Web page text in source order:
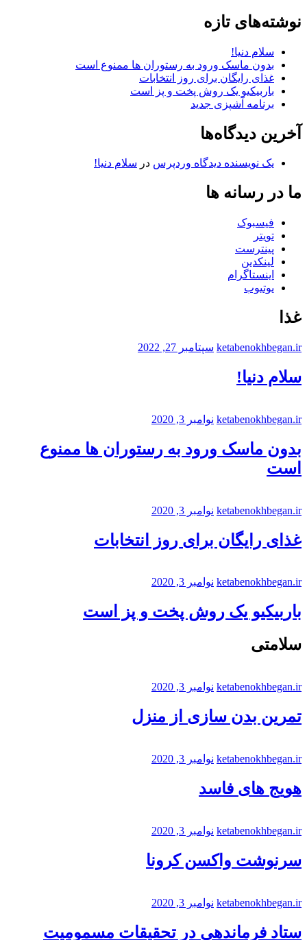
نوشته‌های تازه
سلام دنیا!
بدون ماسک ورود به رستوران ها ممنوع است
غذای رایگان برای روز انتخابات
باربیکیو یک روش پخت و پز است
برنامه آشپزی جدید
آخرین دیدگاه‌ها
یک نویسنده دیدگاه وردپرس در سلام دنیا!
ما در رسانه ها
فیسبوک
تویتر
پینترست
لینکدین
اینستاگرام
یوتیوب
غذا
ketabenokhbegan.ir سپتامبر 27, 2022
سلام دنیا!
ketabenokhbegan.ir نوامبر 3, 2020
بدون ماسک ورود به رستوران ها ممنوع
است
ketabenokhbegan.ir نوامبر 3, 2020
غذای رایگان برای روز انتخابات
ketabenokhbegan.ir نوامبر 3, 2020
باربیکیو یک روش پخت و پز است
سلامتی
ketabenokhbegan.ir نوامبر 3, 2020
تمرین بدن سازی از منزل
ketabenokhbegan.ir نوامبر 3, 2020
هویج های فاسد
ketabenokhbegan.ir نوامبر 3, 2020
سرنوشت واکسن کرونا
ketabenokhbegan.ir نوامبر 3, 2020
ستاد فرماندهی در تحقیقات مسمومیت